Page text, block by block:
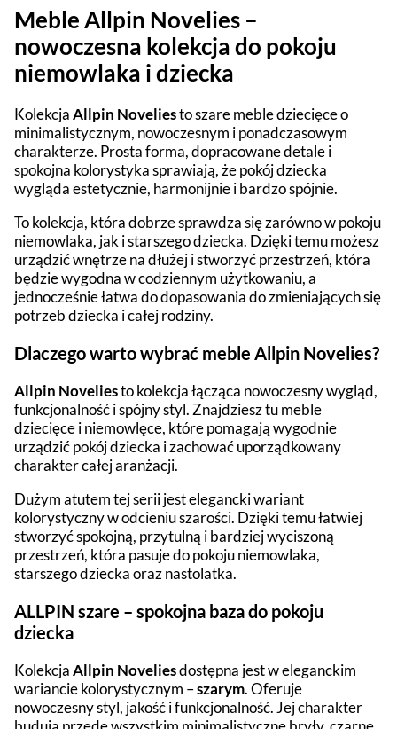
Meble Allpin Novelies –
nowoczesna kolekcja do pokoju
niemowlaka i dziecka
KolekcjaAllpin Noveliesto szare meble dziecięce o
minimalistycznym, nowoczesnym i ponadczasowym
charakterze. Prosta forma, dopracowane detale i
spokojna kolorystyka sprawiają, że pokój dziecka
wygląda estetycznie, harmonijnie i bardzo spójnie.
To kolekcja, która dobrze sprawdza się zarówno w pokoju
niemowlaka, jak i starszego dziecka. Dzięki temu możesz
urządzić wnętrze na dłużej i stworzyć przestrzeń, która
będzie wygodna w codziennym użytkowaniu, a
jednocześnie łatwa do dopasowania do zmieniających się
potrzeb dziecka i całej rodziny.
Dlaczego warto wybrać meble Allpin Novelies?
Allpin Noveliesto kolekcja łącząca nowoczesny wygląd,
funkcjonalność i spójny styl. Znajdziesz tu meble
dziecięce i niemowlęce, które pomagają wygodnie
urządzić pokój dziecka i zachować uporządkowany
charakter całej aranżacji.
Dużym atutem tej serii jest elegancki wariant
kolorystyczny w odcieniu szarości. Dzięki temu łatwiej
stworzyć spokojną, przytulną i bardziej wyciszoną
przestrzeń, która pasuje do pokoju niemowlaka,
starszego dziecka oraz nastolatka.
ALLPIN szare – spokojna baza do pokoju
dziecka
KolekcjaAllpin Noveliesdostępna jest w eleganckim
wariancie kolorystycznym –szarym. Oferuje
nowoczesny styl, jakość i funkcjonalność. Jej charakter